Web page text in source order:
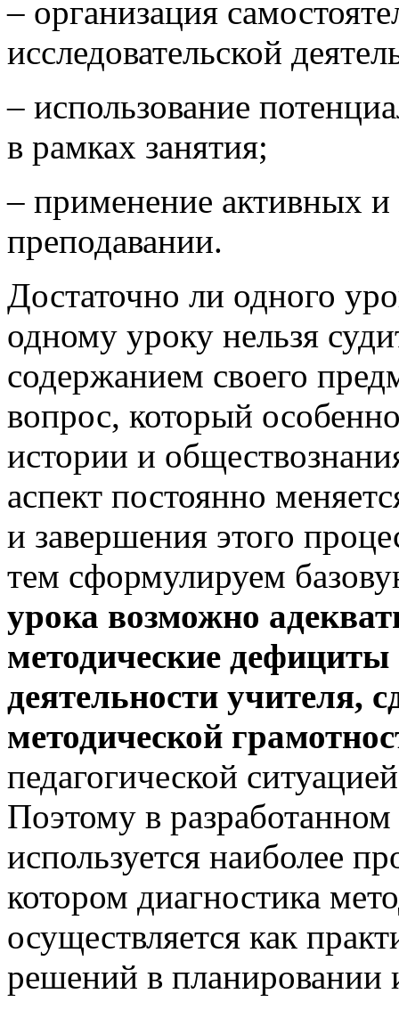
– организация
исследовательской
– использование
в рамках занятия;
– применение активных
преподавании.
Достаточно ли одного
одному уроку нельзя
содержанием своего
вопрос, который
истории и
аспект постоянно
и завершения этого
тем сформулируем
урока возможно
методические
деятельности учителя,
методической
педагогической
Поэтому в
используется наиболее
котором диагностика
осуществляется как
решений в планировании